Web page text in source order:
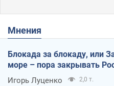
Мнения
Блокада за блокаду, или
море – пора закрывать
Игорь Луценко 2,0 т.